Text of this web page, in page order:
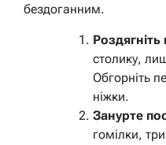
бездоганним.
столику,
Обгорніть
ніжки.
Занурте
гомілки,